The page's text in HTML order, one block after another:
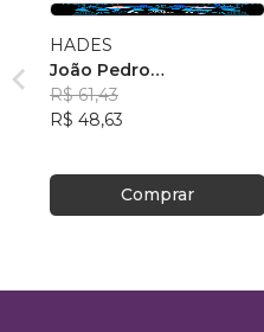
HADES
João Pedro
Vasconcellos
R$ 61,43
R$ 48,63
Comprar